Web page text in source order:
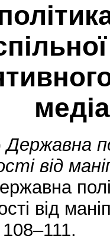
Державна
від
від